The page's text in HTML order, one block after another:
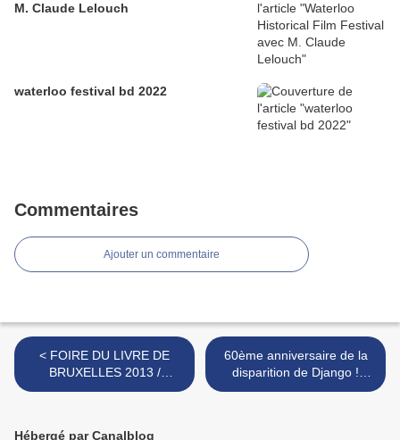
M. Claude Lelouch
waterloo festival bd 2022
Commentaires
Ajouter un commentaire
< FOIRE DU LIVRE DE
BRUXELLES 2013 /
Belgique
60ème anniversaire de la
disparition de Django !
Liberchies >
Hébergé par Canalblog